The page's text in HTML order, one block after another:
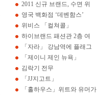
2011 신규 브랜드, 수면 위
영국 백화점 ‘데벤함스’
위비스 「컬쳐콜」
하이브랜드 패션관 2층 여
「자라」 강남역에 플래그
「제이니 제인 뉴욕」
김락기 전무
「JJ지고트」
「홀하우스」위트와 유머가